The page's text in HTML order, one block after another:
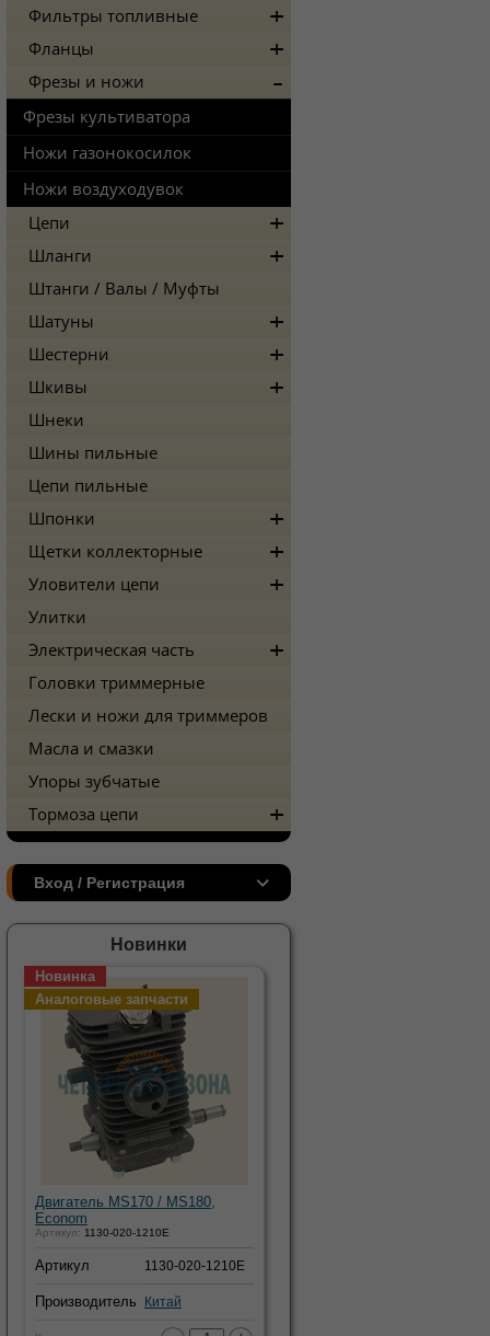
Фильтры топливные
Фланцы
Фрезы и ножи
Фрезы культиватора
Ножи газонокосилок
Ножи воздуходувок
Цепи
Шланги
Штанги / Валы / Муфты
Шатуны
Шестерни
Шкивы
Шнеки
Шины пильные
Цепи пильные
Шпонки
Щетки коллекторные
Уловители цепи
Улитки
Электрическая часть
Головки триммерные
Лески и ножи для триммеров
Масла и смазки
Упоры зубчатые
Тормоза цепи
Вход / Регистрация
Новинки
Новинка
Аналоговые запчасти
Двигатель MS170 / MS180,
Econom
Артикул: 1130-020-1210E
Артикул 1130-020-1210E
Производитель Китай